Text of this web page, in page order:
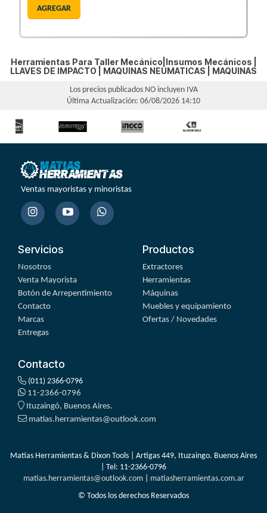
AGREGAR
Herramientas Para Taller Mecánico|Insumos Mecánicos |
LLAVES DE IMPACTO
MAQUINAS NEUMATICAS MAQUINAS
Los precios publicados NO incluyen IVA
Última Actualización: 06/08/2026 14:10
Ventas mayoristas y minoristas
Servicios
Nosotros
Venta Mayorista
Botón de Arrepentimiento
Contacto
Marcas
Entregas
Productos
Extractores
Herramientas
Máquinas
Muebles y equipamiento
Ofertas / Novedades
Contacto
(011) 2366-0796
11-2366-0796
Ituzaingó, Buenos Aires.
matias.herramientas@outlook.com
Matías Herramientas & Dixon Tools | Artigas 449, Ituzaingo. Buenos Aires
| Tel: 11-2366-0796
matias.herramientas@outlook.com| matiasherramientas.com.ar
© Todos los derechos Reservados